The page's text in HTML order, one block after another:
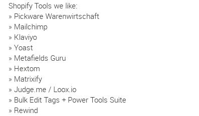
Shopify Tools we like:
» Pickware Warenwirtschaft
» Mailchimp
» Klaviyo
» Yoast
» Metafields Guru
» Hextom
» Matrixify
» Judge.me / Loox.io
» Bulk Edit Tags + Power Tools Suite
» Rewind